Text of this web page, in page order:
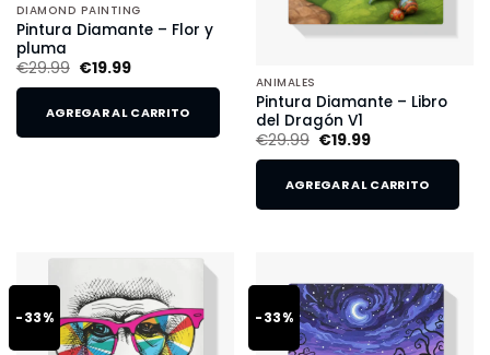
DIAMOND PAINTING
Pintura Diamante – Flor y
pluma
€29.99 €19.99
AGREGAR AL CARRITO
ANIMALES
Pintura Diamante – Libro
del Dragón V1
€29.99 €19.99
AGREGAR AL CARRITO
-33% -33%